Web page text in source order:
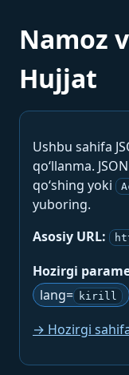
Namoz
Hujjat
Ushbu sahifa
qo‘llanma.
qo‘shing yoki
yuboring.
Asosiy URL:
Hozirgi
lang= kirill
→ Hozirgi